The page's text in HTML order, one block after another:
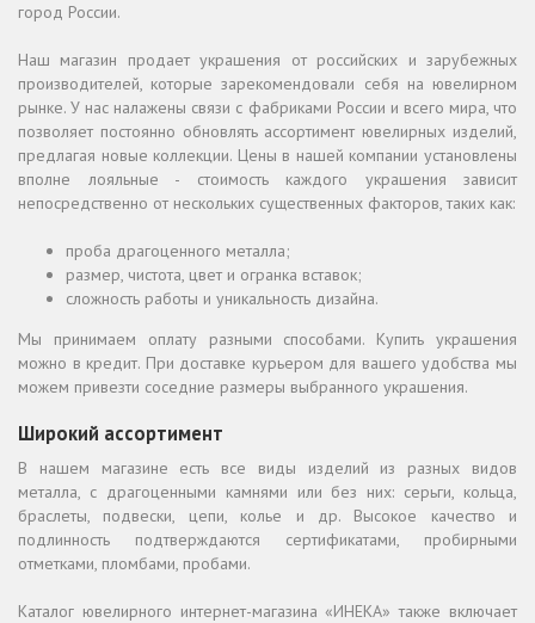
город России.
Наш магазин продает украшения от российских и зарубежных
производителей, которые зарекомендовали себя на ювелирном
рынке. У нас налажены связи с фабриками России и всего мира, что
позволяет постоянно обновлять ассортимент ювелирных изделий,
предлагая новые коллекции. Цены в нашей компании установлены
вполне лояльные - стоимость каждого украшения зависит
непосредственно от нескольких существенных факторов, таких как:
проба драгоценного металла;
размер, чистота, цвет и огранка вставок;
сложность работы и уникальность дизайна.
Мы принимаем оплату разными способами. Купить украшения
можно в кредит. При доставке курьером для вашего удобства мы
можем привезти соседние размеры выбранного украшения.
Широкий ассортимент
В нашем магазине есть все виды изделий из разных видов
металла, с драгоценными камнями или без них: серьги, кольца,
браслеты, подвески, цепи, колье и др. Высокое качество и
подлинность подтверждаются сертификатами, пробирными
отметками, пломбами, пробами.
Каталог ювелирного интернет-магазина «ИНЕКА» также включает